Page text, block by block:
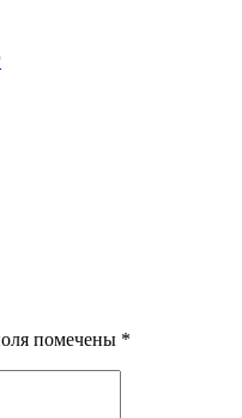
помечены *